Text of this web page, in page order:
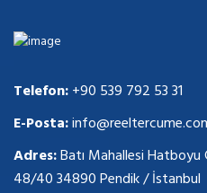
Telefon:+90 539 792 53 31
E-Posta:
Adres:Batı Mahallesi Hatboyu
48/40 34890 Pendik / İstanbul